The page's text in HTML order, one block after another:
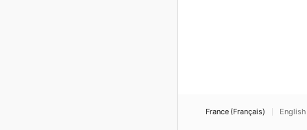
France (Français)